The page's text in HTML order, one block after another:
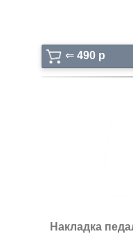
⇐ 490 p
Накладка